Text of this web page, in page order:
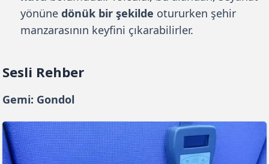
yönünedönük bir şekilde otururken şehir
manzarasının keyfini çıkarabilirler.
Sesli Rehber
Gemi: Gondol